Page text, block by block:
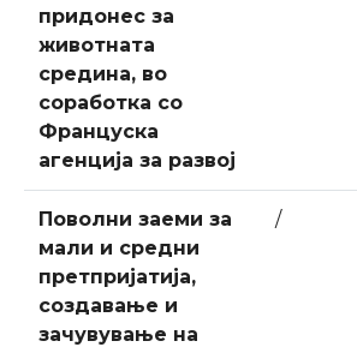
придонес за
животната
средина, во
соработка со
Француска
агенција за развој
Поволни заеми за
мали и средни
претпријатија,
создавање и
зачувување на
/